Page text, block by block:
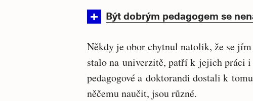
Být dobrým pedagogem se
Někdy je obor chytnul natolik, že se
stalo na univerzitě, patří k jejich práci
pedagogové a doktorandi dostali k
něčemu naučit, jsou různé.